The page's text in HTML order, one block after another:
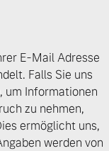
E-Mail Adresse
Falls Sie uns
um Informationen
zu nehmen,
ermöglicht uns,
werden von